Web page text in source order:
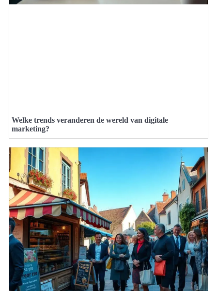
Welke trends veranderen de wereld van digitale
marketing?